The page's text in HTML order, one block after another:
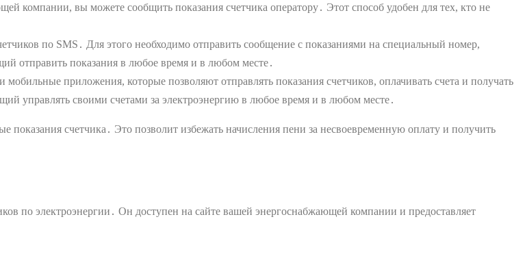
компании, вы можете сообщить показания счетчика оператору․ Этот способ удобен для тех, кто не
по SMS․ Для этого необходимо отправить сообщение с показаниями на специальный номер,
отправить показания в любое время и в любом месте․
приложения, которые позволяют отправлять показания счетчиков, оплачивать счета и получать
управлять своими счетами за электроэнергию в любое время и в любом месте․
показания счетчика․ Это позволит избежать начисления пени за несвоевременную оплату и получить
по электроэнергии․ Он доступен на сайте вашей энергоснабжающей компании и предоставляет